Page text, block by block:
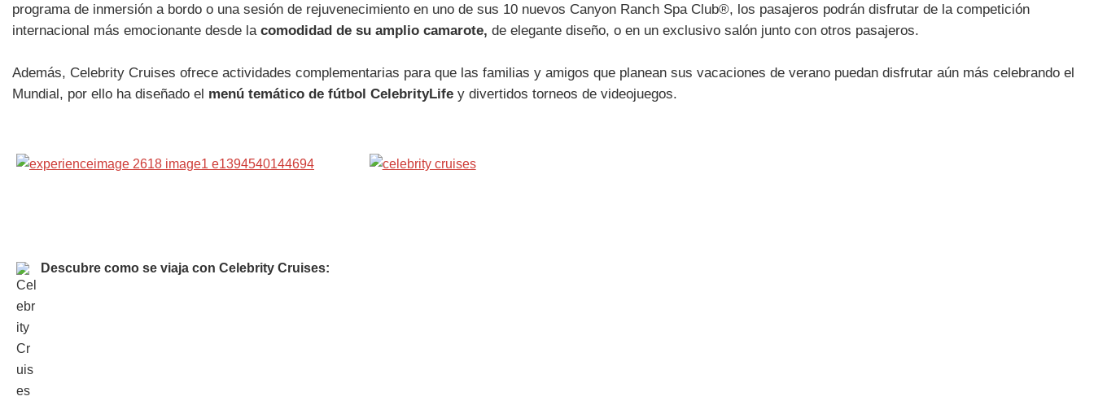
programa de inmersión a bordo o una sesión de rejuvenecimiento en uno de sus 10 nuevos Canyon Ranch Spa Club®, los pasajeros podrán disfrutar de la competición
internacional más emocionante desde la comodidad de su amplio camarote, de elegante diseño, o en un exclusivo salón junto con otros pasajeros.
Además, Celebrity Cruises ofrece actividades complementarias para que las familias y amigos que planean sus vacaciones de verano puedan disfrutar aún más celebrando el
Mundial, por ello ha diseñado el menú temático de fútbol CelebrityLife y divertidos torneos de videojuegos.
Descubre como se viaja con Celebrity Cruises: